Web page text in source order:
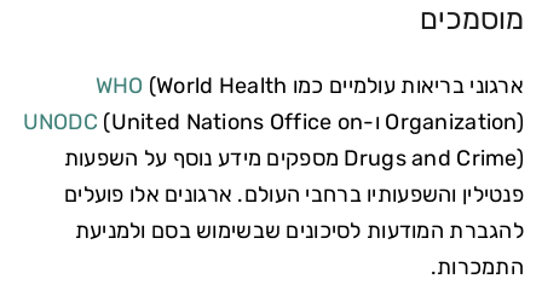
מוסמכים
ארגוני בריאות עולמיים כמו WHO (World Health
Organization) ו-
UNODC (United Nations Office on
Drugs and Crime) מספקים מידע נוסף על השפעות
פנטילין והשפעותיו ברחבי העולם. ארגונים אלו פועלים
להגברת המודעות לסיכונים שבשימוש בסם ולמניעת
התמכרות.